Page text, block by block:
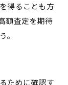
得ることも方
額査定を期待
。
ために確認す